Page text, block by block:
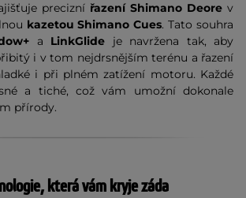
precizní řazení Shimano Deore v
kazetou Shimano Cues. Tato souhra
a LinkGlide je navržena tak, aby
i v tom nejdrsnějším terénu a řazení
i při plném zatížení motoru. Každé
a tiché, což vám umožní dokonale
přírody.
která vám kryje záda